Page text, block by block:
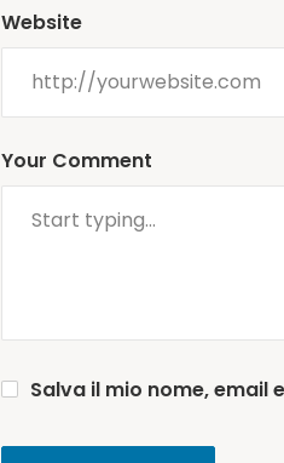
Your Comment
Website
Salva il mio nome,